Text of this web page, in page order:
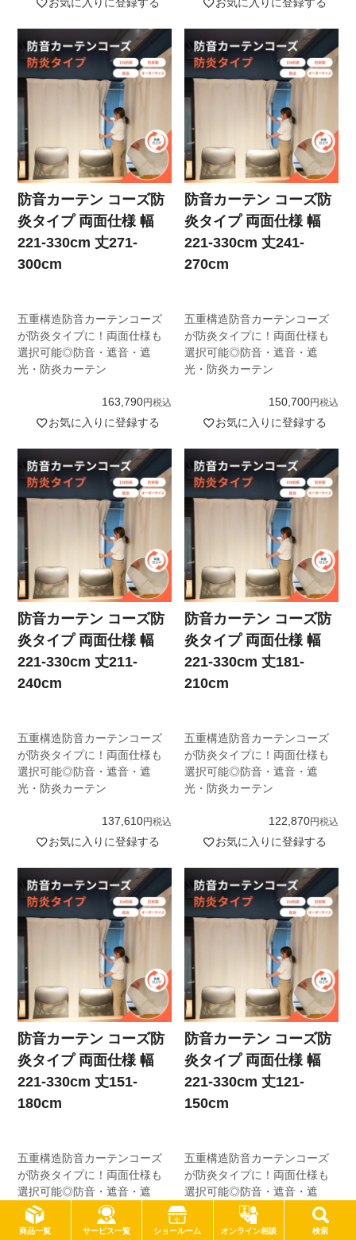
商品一覧 サービス一覧 ショールーム オンライン相談 検索
五重構造防音カーテンコーズ
が防炎タイプに！両面仕様も
選択可能◎防音・遮音・遮
光・防炎カーテン
防音カーテン コーズ防
炎タイプ 両面仕様 幅
221-330cm 丈271-
300cm
163,790 税込
お気に入りに登録する
五重構造防音カーテンコーズ
が防炎タイプに！両面仕様も
選択可能◎防音・遮音・遮
光・防炎カーテン
防音カーテン コーズ防
炎タイプ 両面仕様 幅
221-330cm 丈241-
270cm
150,700 税込
お気に入りに登録する
五重構造防音カーテンコーズ
が防炎タイプに！両面仕様も
選択可能◎防音・遮音・遮
光・防炎カーテン
防音カーテン コーズ防
炎タイプ 両面仕様 幅
221-330cm 丈211-
240cm
137,610 税込
お気に入りに登録する
五重構造防音カーテンコーズ
が防炎タイプに！両面仕様も
選択可能◎防音・遮音・遮
光・防炎カーテン
防音カーテン コーズ防
炎タイプ 両面仕様 幅
221-330cm 丈181-
210cm
122,870 税込
お気に入りに登録する
五重構造防音カーテンコーズ
が防炎タイプに！両面仕様も
選択可能◎防音・遮音・遮
光・防炎カーテン
防音カーテン コーズ防
炎タイプ 両面仕様 幅
221-330cm 丈151-
180cm
五重構造防音カーテンコーズ
が防炎タイプに！両面仕様も
選択可能◎防音・遮音・遮
光・防炎カーテン
防音カーテン コーズ防
炎タイプ 両面仕様 幅
221-330cm 丈121-
150cm